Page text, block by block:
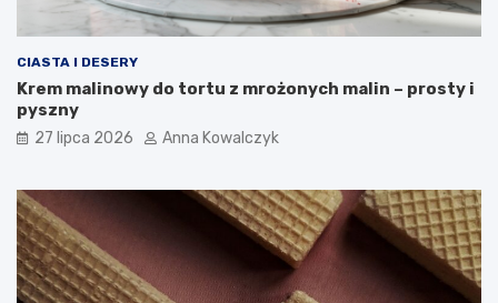
CIASTA I DESERY
Krem malinowy do tortu z mrożonych malin – prosty i
pyszny
27 lipca 2026 Anna Kowalczyk